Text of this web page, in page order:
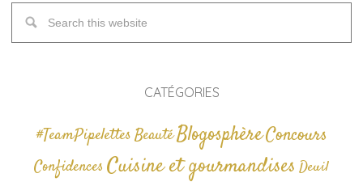
CATÉGORIES
#TeamPipelettesBeautéBlogosphèreConcours
Confidences Cuisine et gourmandises Deuil